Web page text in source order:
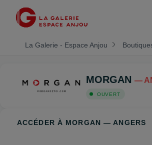
La Galerie - Espace Anjou
MORGAN —
OUVERT
ACCÉDER À MORGAN — ANGERS